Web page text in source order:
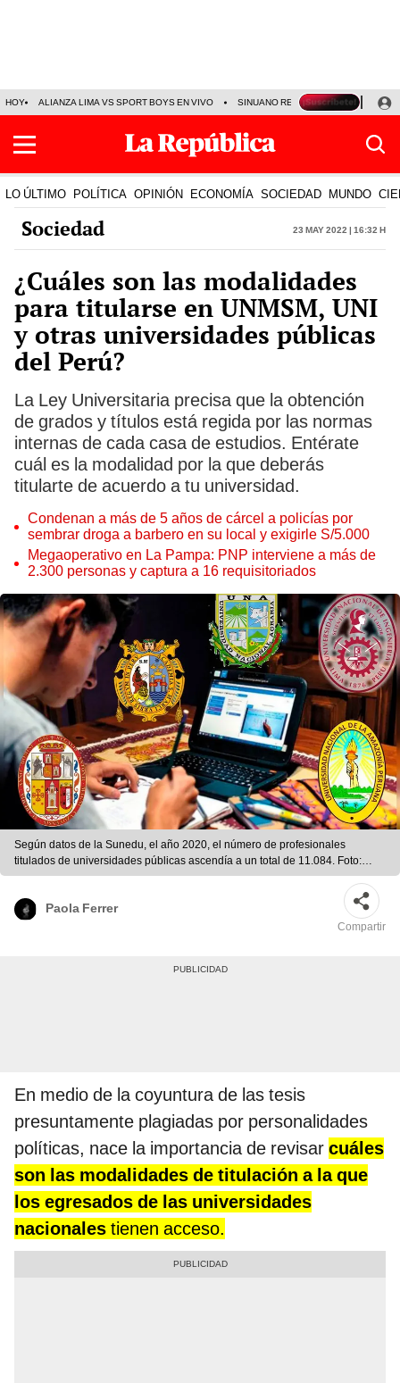
HOY ALIANZA LIMA VS SPORT BOYS EN VIVO SINUANO RESULTADOS HOY
LO ÚLTIMO POLÍTICA OPINIÓN ECONOMÍA SOCIEDAD MUNDO
Sociedad 23 May 2022 | 16:32 h
¿Cuáles son las modalidades
para titularse en UNMSM, UNI
y otras universidades públicas
del Perú?
La Ley Universitaria precisa que la obtención
de grados y títulos está regida por las normas
internas de cada casa de estudios. Entérate
cuál es la modalidad por la que deberás
titularte de acuerdo a tu universidad.
Condenan a más de 5 años de cárcel a policías por
sembrar droga a barbero en su local y exigirle S/5.000
Megaoperativo en La Pampa: PNP interviene a más de
2.300 personas y captura a 16 requisitoriados
Según datos de la Sunedu, el año 2020, el número de profesionales
titulados de universidades públicas ascendía a un total de 11.084. Foto:
Composición LR / UCH
Paola Ferrer
Compartir
En medio de la coyuntura de las tesis
presuntamente plagiadas por personalidades
políticas, nace la importancia de revisar cuáles
son las modalidades de titulación a la que
los egresados de las universidades
nacionales tienen acceso.